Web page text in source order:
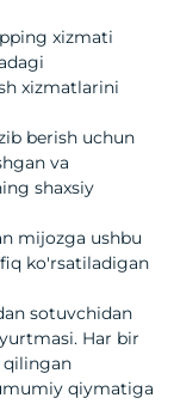
xizmati
xizmatlarini
berish uchun
va
shaxsiy
mijozga ushbu
ko'rsatiladigan
sotuvchidan
Har bir
qilingan
qiymatiga